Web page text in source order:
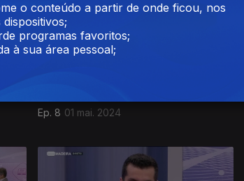
Ep. 8 01 mai. 2024
o conteúdo a partir de onde ficou, nos
dispositivos;
programas favoritos;
à sua área pessoal;